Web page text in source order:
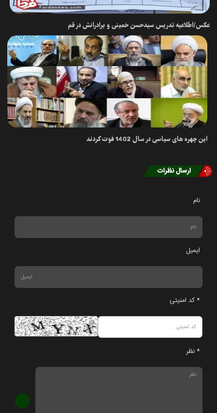
عکس/اطلاعیه تدریس سیدحسن خمینی و برادرانش در قم
این چهره های سیاسی در سال 1402 فوت کردند
ارسال نظرات
نام
ایمیل
* کد امنیتی
* نظر